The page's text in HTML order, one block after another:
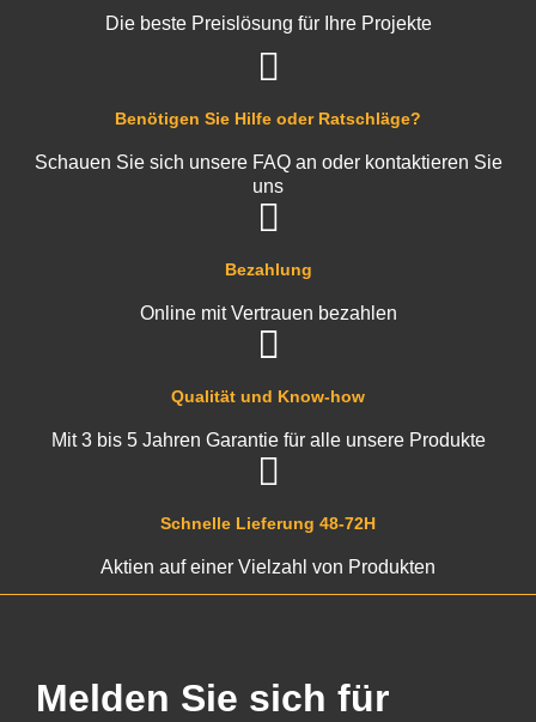
Schnelle Lieferung 48-72H
Aktien auf einer Vielzahl von Produkten
Qualität und Know-how
Mit 3 bis 5 Jahren Garantie für alle unsere Produkte
Bezahlung
Online mit Vertrauen bezahlen
Benötigen Sie Hilfe oder Ratschläge?
Schauen Sie sich unsere FAQ an oder kontaktieren Sie
uns
Die beste Preislösung für Ihre Projekte
Melden Sie sich für